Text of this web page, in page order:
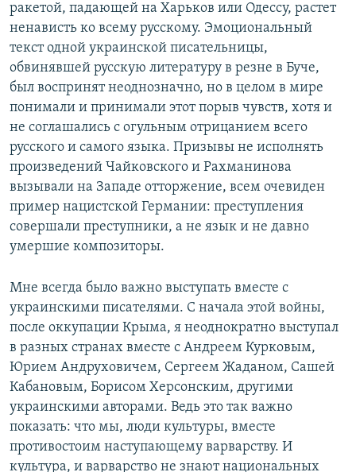
ракетой, падающей на Харьков или Одессу, растет
ненависть ко всему русскому. Эмоциональный
текст одной украинской писательницы,
обвинявшей русскую литературу в резне в Буче,
был воспринят неоднозначно, но в целом в мире
понимали и принимали этот порыв чувств, хотя и
не соглашались с огульным отрицанием всего
русского и самого языка. Призывы не исполнять
произведений Чайковского и Рахманинова
вызывали на Западе отторжение, всем очевиден
пример нацистской Германии: преступления
совершали преступники, а не язык и не давно
умершие композиторы.
Мне всегда было важно выступать вместе с
украинскими писателями. С начала этой войны,
после оккупации Крыма, я неоднократно выступал
в разных странах вместе с Андреем Курковым,
Юрием Андруховичем, Сергеем Жаданом, Сашей
Кабановым, Борисом Херсонским, другими
украинскими авторами. Ведь это так важно
показать: что мы, люди культуры, вместе
противостоим наступающему варварству. И
культура, и варварство не знают национальных